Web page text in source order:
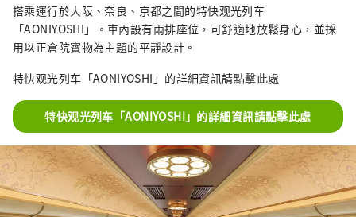
搭乘運行於大阪、奈良、京都之間的特快观光列车
「AONIYOSHI」。車內設有兩排座位，可舒適地放鬆身心，並採
用以正倉院寶物為主題的平靜設計。
特快观光列车「AONIYOSHI」的詳細資訊請點擊此處
特快观光列车「AONIYOSHI」的詳細資訊請點擊此處